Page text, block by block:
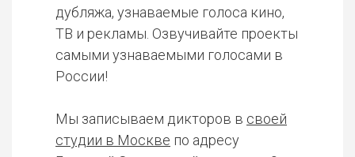
дубляжа, узнаваемые голоса кино,
ТВ и рекламы. Озвучивайте проекты
самыми узнаваемыми голосами в
России!
Мы записываем дикторов в своей
студии в Москве по адресу